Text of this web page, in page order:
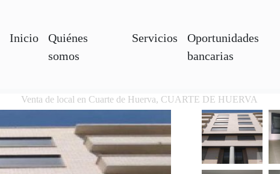
Inicio
Quiénes
somos
Servicios
Oportunidades
bancarias
Venta de local en Cuarte de Huerva, CUARTE DE HUERVA